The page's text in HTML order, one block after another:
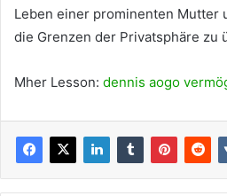
Leben einer prominenten Mutter
die Grenzen der Privatsphäre zu
Mher Lesson: dennis aogo